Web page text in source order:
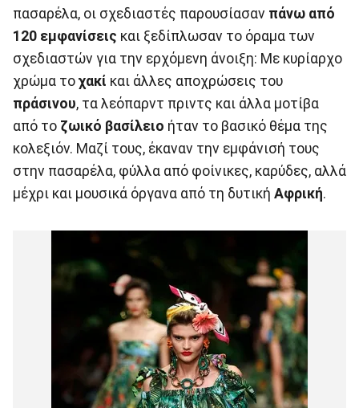
πασαρέλα, οι σχεδιαστές παρουσίασαν πάνω από
120 εμφανίσεις και ξεδίπλωσαν το όραμα των
σχεδιαστών για την ερχόμενη άνοιξη: Με κυρίαρχο
χρώμα το χακί και άλλες αποχρώσεις του
πράσινου, τα λεόπαρντ πριντς και άλλα μοτίβα
από το ζωικό βασίλειο ήταν το βασικό θέμα της
κολεξιόν. Μαζί τους, έκαναν την εμφάνισή τους
στην πασαρέλα, φύλλα από φοίνικες, καρύδες, αλλά
μέχρι και μουσικά όργανα από τη δυτική Αφρική.